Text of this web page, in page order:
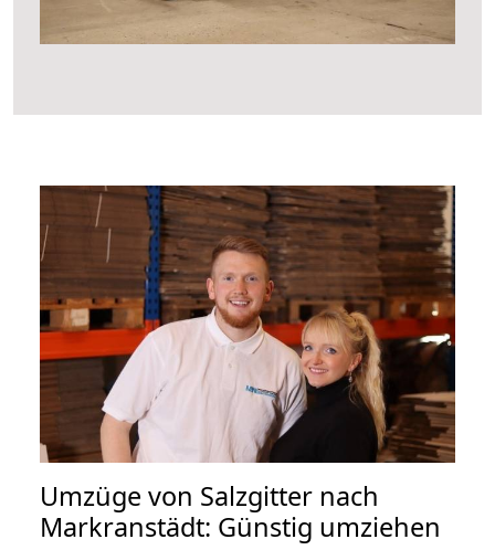
Umzüge von Salzgitter nach
Markranstädt: Günstig umziehen